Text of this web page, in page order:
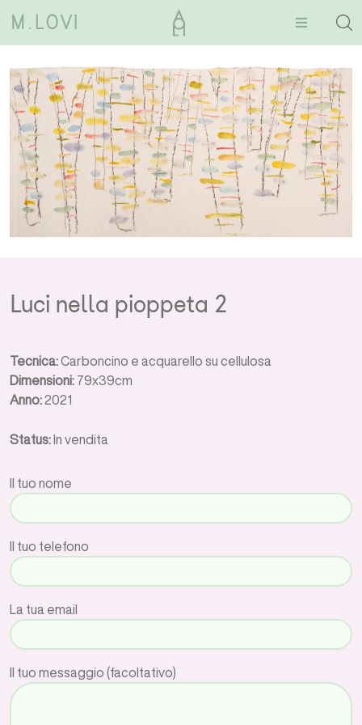
Luci nella pioppeta 2
Tecnica:Carboncino e acquarello su cellulosa
Dimensioni: 79x39cm
Anno:2021
Status: In vendita
Il tuo nome
Il tuo telefono
La tua email
Il tuo messaggio (facoltativo)